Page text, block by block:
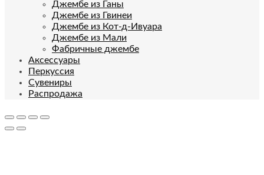
Джембе из Ганы
Джембе из Гвинеи
Джембе из Кот-д-Ивуара
Джембе из Мали
Фабричные джембе
Аксессуары
Перкуссия
Сувениры
Распродажа